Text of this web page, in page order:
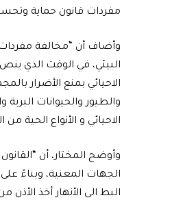
مفردات قانون حماية وتحسين
وأضاف أن “مخالفة
الاحيائي بمنع الأضرار
والطيور والحيوانات
الاحيائي و الأنواع الحية
وأوضح المختار، أن “القانون
الجهات المعنية، وبناءً على
البط الى الأنهار أخذ